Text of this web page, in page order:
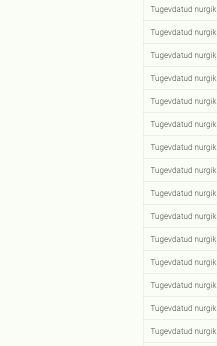
Tugevdatud nurgik
Tugevdatud nurgik
Tugevdatud nurgik
Tugevdatud nurgik
Tugevdatud nurgik
Tugevdatud nurgik
Tugevdatud nurgik
Tugevdatud nurgik
Tugevdatud nurgik
Tugevdatud nurgik
Tugevdatud nurgik
Tugevdatud nurgik
Tugevdatud nurgik
Tugevdatud nurgik
Tugevdatud nurgik